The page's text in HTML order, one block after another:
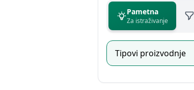
Pametna
Za istraživanje